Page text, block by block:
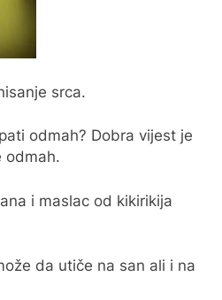
srca.
odmah? Dobra vijest je
odmah.
i maslac od kikirikija
da utiče na san ali i na